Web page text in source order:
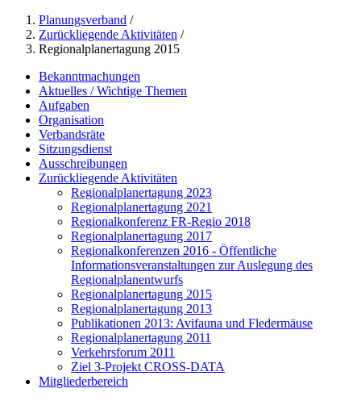
Planungsverband /
Zurückliegende Aktivitäten /
Regionalplanertagung 2015
Bekanntmachungen
Aktuelles / Wichtige Themen
Aufgaben
Organisation
Verbandsräte
Sitzungsdienst
Ausschreibungen
Zurückliegende Aktivitäten
Regionalplanertagung 2023
Regionalplanertagung 2021
Regionalkonferenz FR-Regio 2018
Regionalplanertagung 2017
Regionalkonferenzen 2016 - Öffentliche
Informationsveranstaltungen zur Auslegung des
Regionalplanentwurfs
Regionalplanertagung 2015
Regionalplanertagung 2013
Publikationen 2013: Avifauna und Fledermäuse
Regionalplanertagung 2011
Verkehrsforum 2011
Ziel 3-Projekt CROSS-DATA
Mitgliederbereich